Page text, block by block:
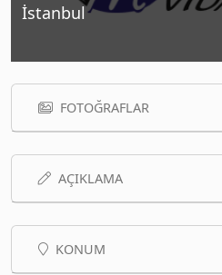
İstanbul
FOTOĞRAFLAR
AÇIKLAMA
KONUM